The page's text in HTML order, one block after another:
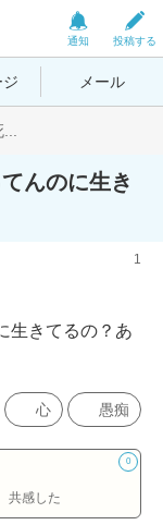
投稿する
通知
メール
んのに生き
1
生きてるの？あ
心 愚痴
0
共感した